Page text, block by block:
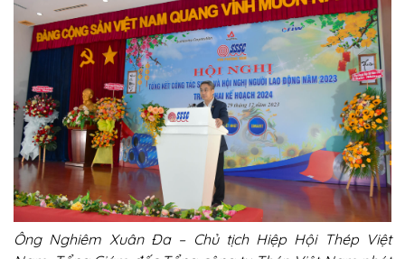
Ông Nghiêm Xuân Đa – Chủ tịch Hiệp Hội Thép Việt